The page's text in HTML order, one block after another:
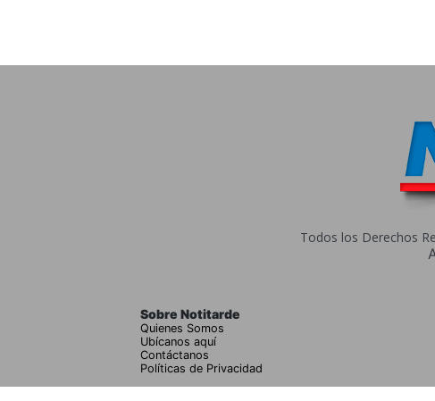
Todos los Derechos
Sobre Notitarde
Quienes Somos
Ubícanos aquí
Contáctanos
Políticas de Privacidad